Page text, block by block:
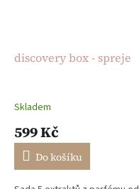
discovery box - spreje
Skladem
599 Kč
Do košíku